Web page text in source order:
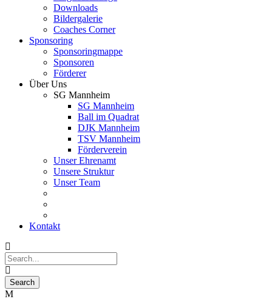
Downloads
Bildergalerie
Coaches Corner
Sponsoring
Sponsoringmappe
Sponsoren
Förderer
Über Uns
SG Mannheim
SG Mannheim
Ball im Quadrat
DJK Mannheim
TSV Mannheim
Förderverein
Unser Ehrenamt
Unsere Struktur
Unser Team
Kontakt